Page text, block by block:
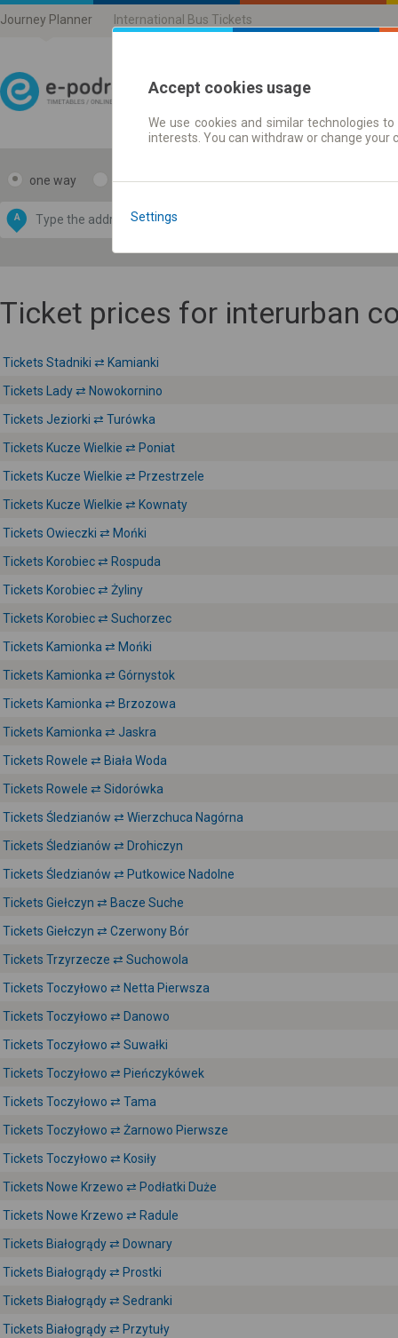
Journey Planner International Bus Tickets
Journey planner |
one way return
A
by
OpenStreetMap
Ticket prices for interurban
Tickets Stadniki ⇄ Kamianki
Tickets Lady ⇄ Nowokornino
Tickets Jeziorki ⇄ Turówka
Tickets Kucze Wielkie ⇄ Poniat
Tickets Kucze Wielkie ⇄ Przestrzele
Tickets Kucze Wielkie ⇄ Kownaty
Tickets Owieczki ⇄ Mońki
Tickets Korobiec ⇄ Rospuda
Tickets Korobiec ⇄ Żyliny
Tickets Korobiec ⇄ Suchorzec
Tickets Kamionka ⇄ Mońki
Tickets Kamionka ⇄ Górnystok
Tickets Kamionka ⇄ Brzozowa
Tickets Kamionka ⇄ Jaskra
Tickets Rowele ⇄ Biała Woda
Tickets Rowele ⇄ Sidorówka
Tickets Śledzianów ⇄ Wierzchuca Nagórna
Tickets Śledzianów ⇄ Drohiczyn
Tickets Śledzianów ⇄ Putkowice Nadolne
Tickets Giełczyn ⇄ Bacze Suche
Tickets Giełczyn ⇄ Czerwony Bór
Tickets Trzyrzecze ⇄ Suchowola
Tickets Toczyłowo ⇄ Netta Pierwsza
Tickets Toczyłowo ⇄ Danowo
Tickets Toczyłowo ⇄ Suwałki
Tickets Toczyłowo ⇄ Pieńczykówek
Tickets Toczyłowo ⇄ Tama
Tickets Toczyłowo ⇄ Żarnowo Pierwsze
Tickets Toczyłowo ⇄ Kosiły
Tickets Nowe Krzewo ⇄ Podłatki Duże
Tickets Nowe Krzewo ⇄ Radule
Tickets Białogrądy ⇄ Downary
Tickets Białogrądy ⇄ Prostki
Tickets Białogrądy ⇄ Sedranki
Tickets Białogrądy ⇄ Przytuły
Accept cookies usage
We use cookies and similar technologies
interests. You can withdraw or change
Settings